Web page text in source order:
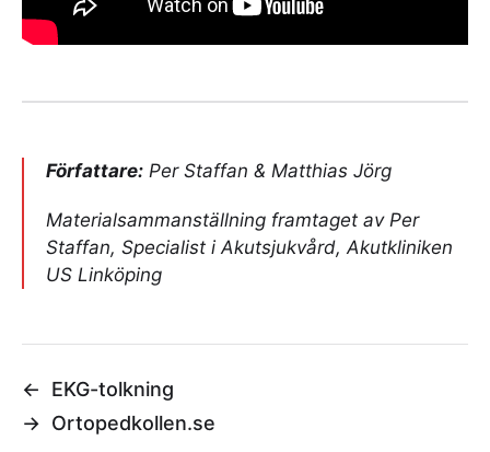
Författare: Per Staffan & Matthias Jörg
Materialsammanställning framtaget av Per
Staffan, Specialist i Akutsjukvård, Akutkliniken
US Linköping
←
EKG-tolkning
→ Ortopedkollen.se